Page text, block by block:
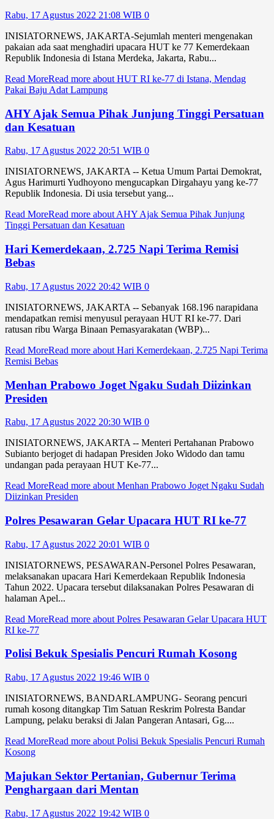
Rabu, 17 Agustus 2022 21:08 WIB 0
INISIATORNEWS, JAKARTA-Sejumlah menteri mengenakan
pakaian ada saat menghadiri upacara HUT ke 77 Kemerdekaan
Republik Indonesia di Istana Merdeka, Jakarta, Rabu...
Read MoreRead more about HUT RI ke-77 di Istana, Mendag
Pakai Baju Adat Lampung
AHY Ajak Semua Pihak Junjung Tinggi Persatuan
dan Kesatuan
Rabu, 17 Agustus 2022 20:51 WIB 0
INISIATORNEWS, JAKARTA -- Ketua Umum Partai Demokrat,
Agus Harimurti Yudhoyono mengucapkan Dirgahayu yang ke-77
Republik Indonesia. Di usia tersebut yang...
Read MoreRead more about AHY Ajak Semua Pihak Junjung
Tinggi Persatuan dan Kesatuan
Hari Kemerdekaan, 2.725 Napi Terima Remisi
Bebas
Rabu, 17 Agustus 2022 20:42 WIB 0
INISIATORNEWS, JAKARTA -- Sebanyak 168.196 narapidana
mendapatkan remisi menyusul perayaan HUT RI ke-77. Dari
ratusan ribu Warga Binaan Pemasyarakatan (WBP)...
Read MoreRead more about Hari Kemerdekaan, 2.725 Napi Terima
Remisi Bebas
Menhan Prabowo Joget Ngaku Sudah Diizinkan
Presiden
Rabu, 17 Agustus 2022 20:30 WIB 0
INISIATORNEWS, JAKARTA -- Menteri Pertahanan Prabowo
Subianto berjoget di hadapan Presiden Joko Widodo dan tamu
undangan pada perayaan HUT Ke-77...
Read MoreRead more about Menhan Prabowo Joget Ngaku Sudah
Diizinkan Presiden
Polres Pesawaran Gelar Upacara HUT RI ke-77
Rabu, 17 Agustus 2022 20:01 WIB 0
INISIATORNEWS, PESAWARAN-Personel Polres Pesawaran,
melaksanakan upacara Hari Kemerdekaan Republik Indonesia
Tahun 2022. Upacara tersebut dilaksanakan Polres Pesawaran di
halaman Apel...
Read MoreRead more about Polres Pesawaran Gelar Upacara HUT
RI ke-77
Polisi Bekuk Spesialis Pencuri Rumah Kosong
Rabu, 17 Agustus 2022 19:46 WIB 0
INISIATORNEWS, BANDARLAMPUNG- Seorang pencuri
rumah kosong ditangkap Tim Satuan Reskrim Polresta Bandar
Lampung, pelaku beraksi di Jalan Pangeran Antasari, Gg....
Read MoreRead more about Polisi Bekuk Spesialis Pencuri Rumah
Kosong
Majukan Sektor Pertanian, Gubernur Terima
Penghargaan dari Mentan
Rabu, 17 Agustus 2022 19:42 WIB 0